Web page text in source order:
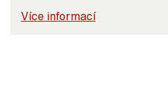
Více informací